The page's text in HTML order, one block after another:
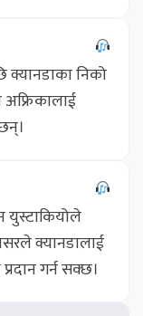
क्यानडाका निको
युस्टाकियोले
क्यानडालाई
गर्न सक्छ।